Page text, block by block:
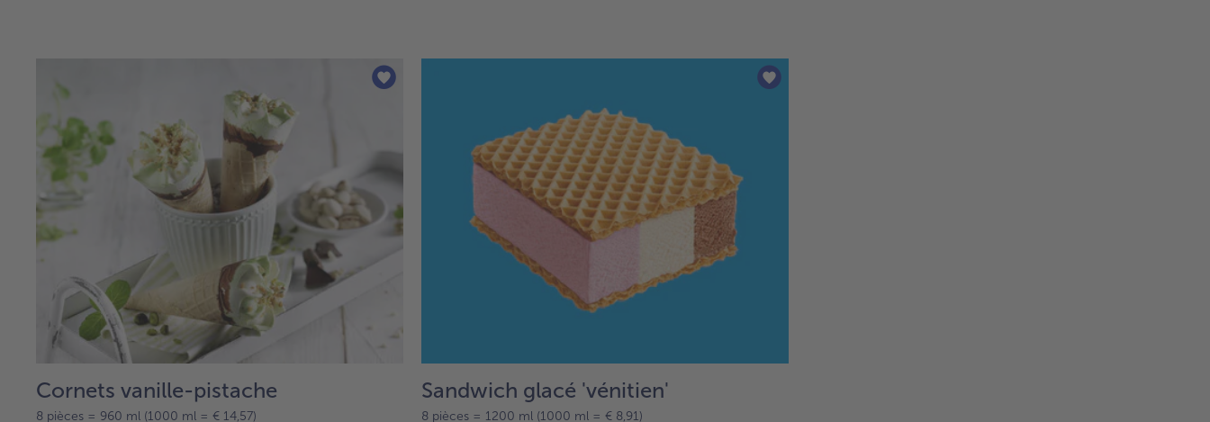
Cornets vanille-pistache
8 pièces = 960 ml (1000 ml = € 14,57)
Sandwich glacé 'vénitien'
8 pièces = 1200 ml (1000 ml = € 8,91)